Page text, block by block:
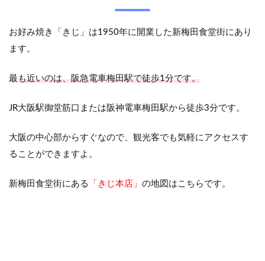
お好み焼き「きじ」は1950年に開業した新梅田食堂街にあり
ます。
最も近いのは、阪急電車梅田駅で徒歩1分です。
JR大阪駅御堂筋口または阪神電車梅田駅から徒歩3分です。
大阪の中心部からすぐなので、観光客でも気軽にアクセスす
ることができますよ。
新梅田食堂街にある 「きじ本店」 の地図はこちらです。